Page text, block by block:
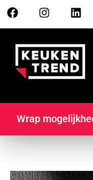
Wrap